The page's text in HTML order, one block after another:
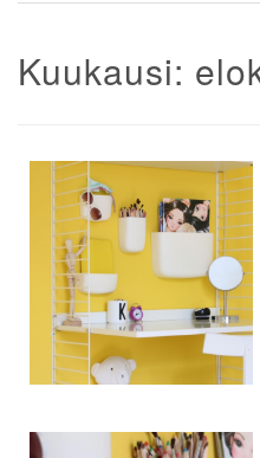
Kuukausi:
Artikkelien
selaus